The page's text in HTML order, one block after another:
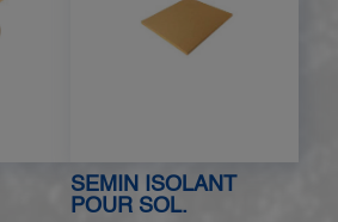
SEMIN ISOLANT
POUR SOL.